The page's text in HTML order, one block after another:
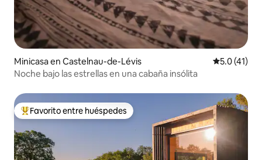
Minicasa en Castelnau-de-Lévis Calificación
5.0 (41)
Noche bajo las estrellas en una cabaña insólita
Favorito entre huéspedes preferido
Favorito entre huéspedes